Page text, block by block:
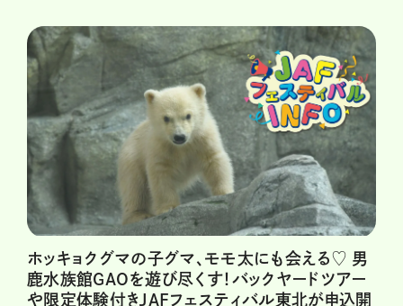
ホッキョクグマの子グマ、モモ太にも会える♡ 男
鹿水族館GAOを遊び尽くす！バックヤードツアー
や限定体験付きJAFフェスティバル東北が申込開